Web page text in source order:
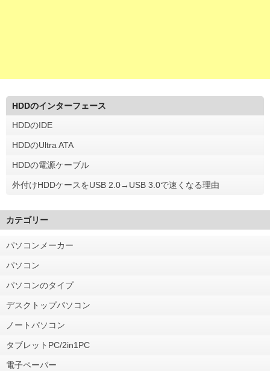
HDDのインターフェース
HDDのIDE
HDDのUltra ATA
HDDの電源ケーブル
外付けHDDケースをUSB 2.0→USB 3.0で速くなる理由
カテゴリー
パソコンメーカー
パソコン
パソコンのタイプ
デスクトップパソコン
ノートパソコン
タブレットPC/2in1PC
電子ペーパー